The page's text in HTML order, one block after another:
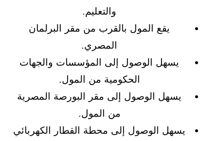
والتعليم.
يقع المول بالقرب من مقر البرلمان
المصري.
يسهل الوصول إلى المؤسسات والجهات
الحكومية من المول.
يسهل الوصول إلى مقر البورصة المصرية
من المول.
يسهل الوصول إلى محطة القطار الكهربائي